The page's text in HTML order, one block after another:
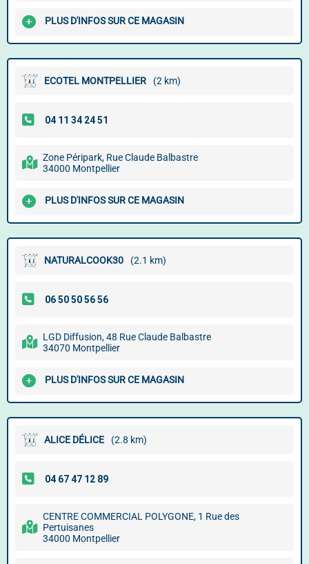
PLUS D'INFOS SUR CE MAGASIN
ECOTEL MONTPELLIER (2 km)
Zone Péripark, Rue Claude Balbastre
34000 Montpellier
PLUS D'INFOS SUR CE MAGASIN
NATURALCOOK30 (2.1 km)
LGD Diffusion, 48 Rue Claude Balbastre
34070 Montpellier
PLUS D'INFOS SUR CE MAGASIN
ALICE DÉLICE (2.8 km)
CENTRE COMMERCIAL POLYGONE, 1 Rue des
Pertuisanes
34000 Montpellier